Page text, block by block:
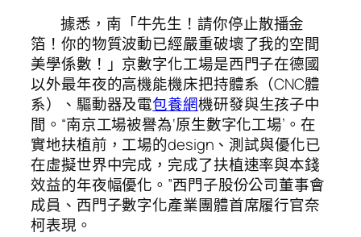
據悉，南「牛先生！請你停止散播金
箔！你的物質波動已經嚴重破壞了我的空間
美學係數！」京數字化工場是西門子在德國
以外最年夜的高機能機床把持體系（CNC體
系）、驅動器及電包養網機研發與生孩子中
間。“南京工場被譽為‘原生數字化工場’。在
實地扶植前，工場的design、測試與優化已
在虛擬世界中完成，完成了扶植速率與本錢
效益的年夜幅優化。”西門子股份公司董事會
成員、西門子數字化產業團體首席履行官奈
柯表現。